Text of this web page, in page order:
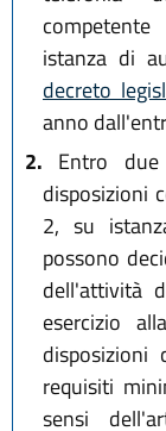
istanza di
decreto
anno
2. Entro
disposizioni
2, su
possono
dell'attività
esercizio
disposizioni
requisiti
sensi